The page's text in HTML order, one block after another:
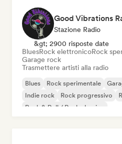
Good Vibrations
Stazione Radio
&gt; 2900 risposte date
BluesRock elettronicoRock
Garage rock
Trasmettere artisti alla radio
Blues Rock sperimentale
Indie rock
Rock progressivo
Rock & Roll / Rock classico